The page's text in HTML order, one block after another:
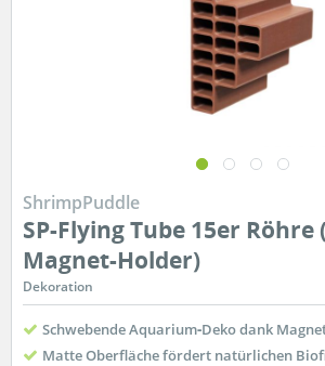
ShrimpPuddle
SP-Flying Tube 15er
Magnet-Holder)
Dekoration
Schwebende Aquarium‑Deko dank
Matte Oberfläche fördert natürlichen